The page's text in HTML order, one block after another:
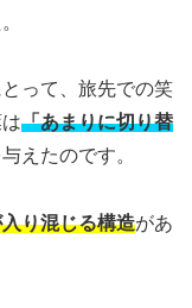
って、旅先での笑
「あまりに切り替
えたのです。
り混じる構造があ